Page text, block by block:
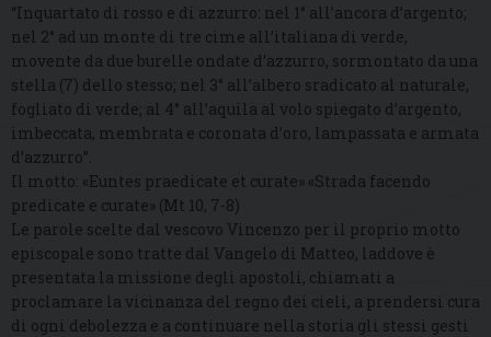
“Inquartato di rosso e di azzurro: nel 1° all’ancora d’argento;
nel 2° ad un monte di tre cime all’italiana di verde,
movente da due burelle ondate d’azzurro, sormontato da una
stella (7) dello stesso; nel 3° all’albero sradicato al naturale,
fogliato di verde; al 4° all’aquila al volo spiegato d’argento,
imbeccata, membrata e coronata d’oro, lampassata e armata
d’azzurro”.
Il motto: «Euntes praedicate et curate» «Strada facendo
predicate e curate» (Mt 10, 7-8)
Le parole scelte dal vescovo Vincenzo per il proprio motto
episcopale sono tratte dal Vangelo di Matteo, laddove è
presentata la missione degli apostoli, chiamati a
proclamare la vicinanza del regno dei cieli, a prendersi cura
di ogni debolezza e a continuare nella storia gli stessi gesti